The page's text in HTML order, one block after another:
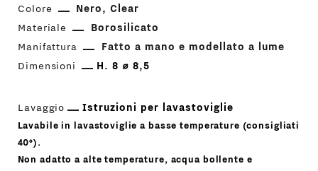
Colore Nero
Clear
Materiale
Borosilicato
Manifattura
Fatto a mano e modellato a lume
Dimensioni
H. 8 ⌀ 8,5
Lavaggio Istruzioni per lavastoviglie
Lavabile in lavastoviglie a basse temperature (consigliati
40°).
Non adatto a alte temperature, acqua bollente e